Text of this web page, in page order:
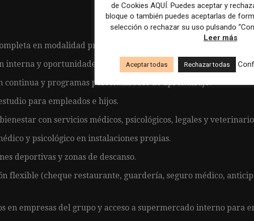
en modalidad presencial.
interna y oportunidades de desarrollo profesional.
continua y programas personalizados de aprendizaje.
para empleados e hijos.
con servicios médicos, psicológicos, legales y
y psicológico en instalaciones propias.
deportivas y zonas de descanso.
flexible (cheque restaurante, guardería, seguro médico,
en empresas del grupo y acceso a supermercado interno para
de Cookies AQUÍ. Puedes aceptar y
bloque o también puedes aceptarlas de
selección o rechazar su uso pulsando
Leer más
Aceptar todas Rechazar todas